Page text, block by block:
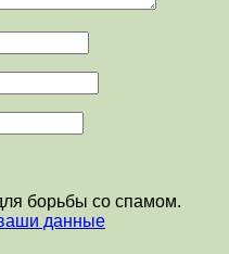
борьбы со спамом.
данные